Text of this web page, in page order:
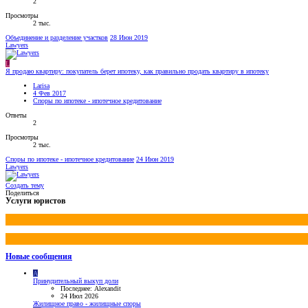
Просмотры
2 тыс.
Объединение и разделение участков 28 Июн 2019
Lawyers
L
Я продаю квартиру: покупатель берет ипотеку, как правильно продать квартиру в ипотеку
Larisa
4 Фев 2017
Споры по ипотеке - ипотечное кредитование
Ответы
2
Просмотры
2 тыс.
Споры по ипотеке - ипотечное кредитование 24 Июн 2019
Lawyers
Создать тему
Поделиться
Услуги юристов
Новые сообщения
A
Принудительный выкуп доли
Последнее: Alexandit
24 Июл 2026
Жилищное право - жилищные споры